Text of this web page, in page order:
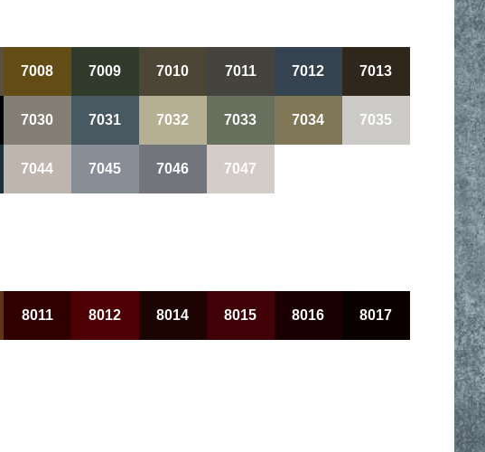
7008 7009 7010 7011 7012 7013
7030 7031 7032 7033 7034 7035
7044 7045 7046 7047
8011 8012 8014 8015 8016 8017